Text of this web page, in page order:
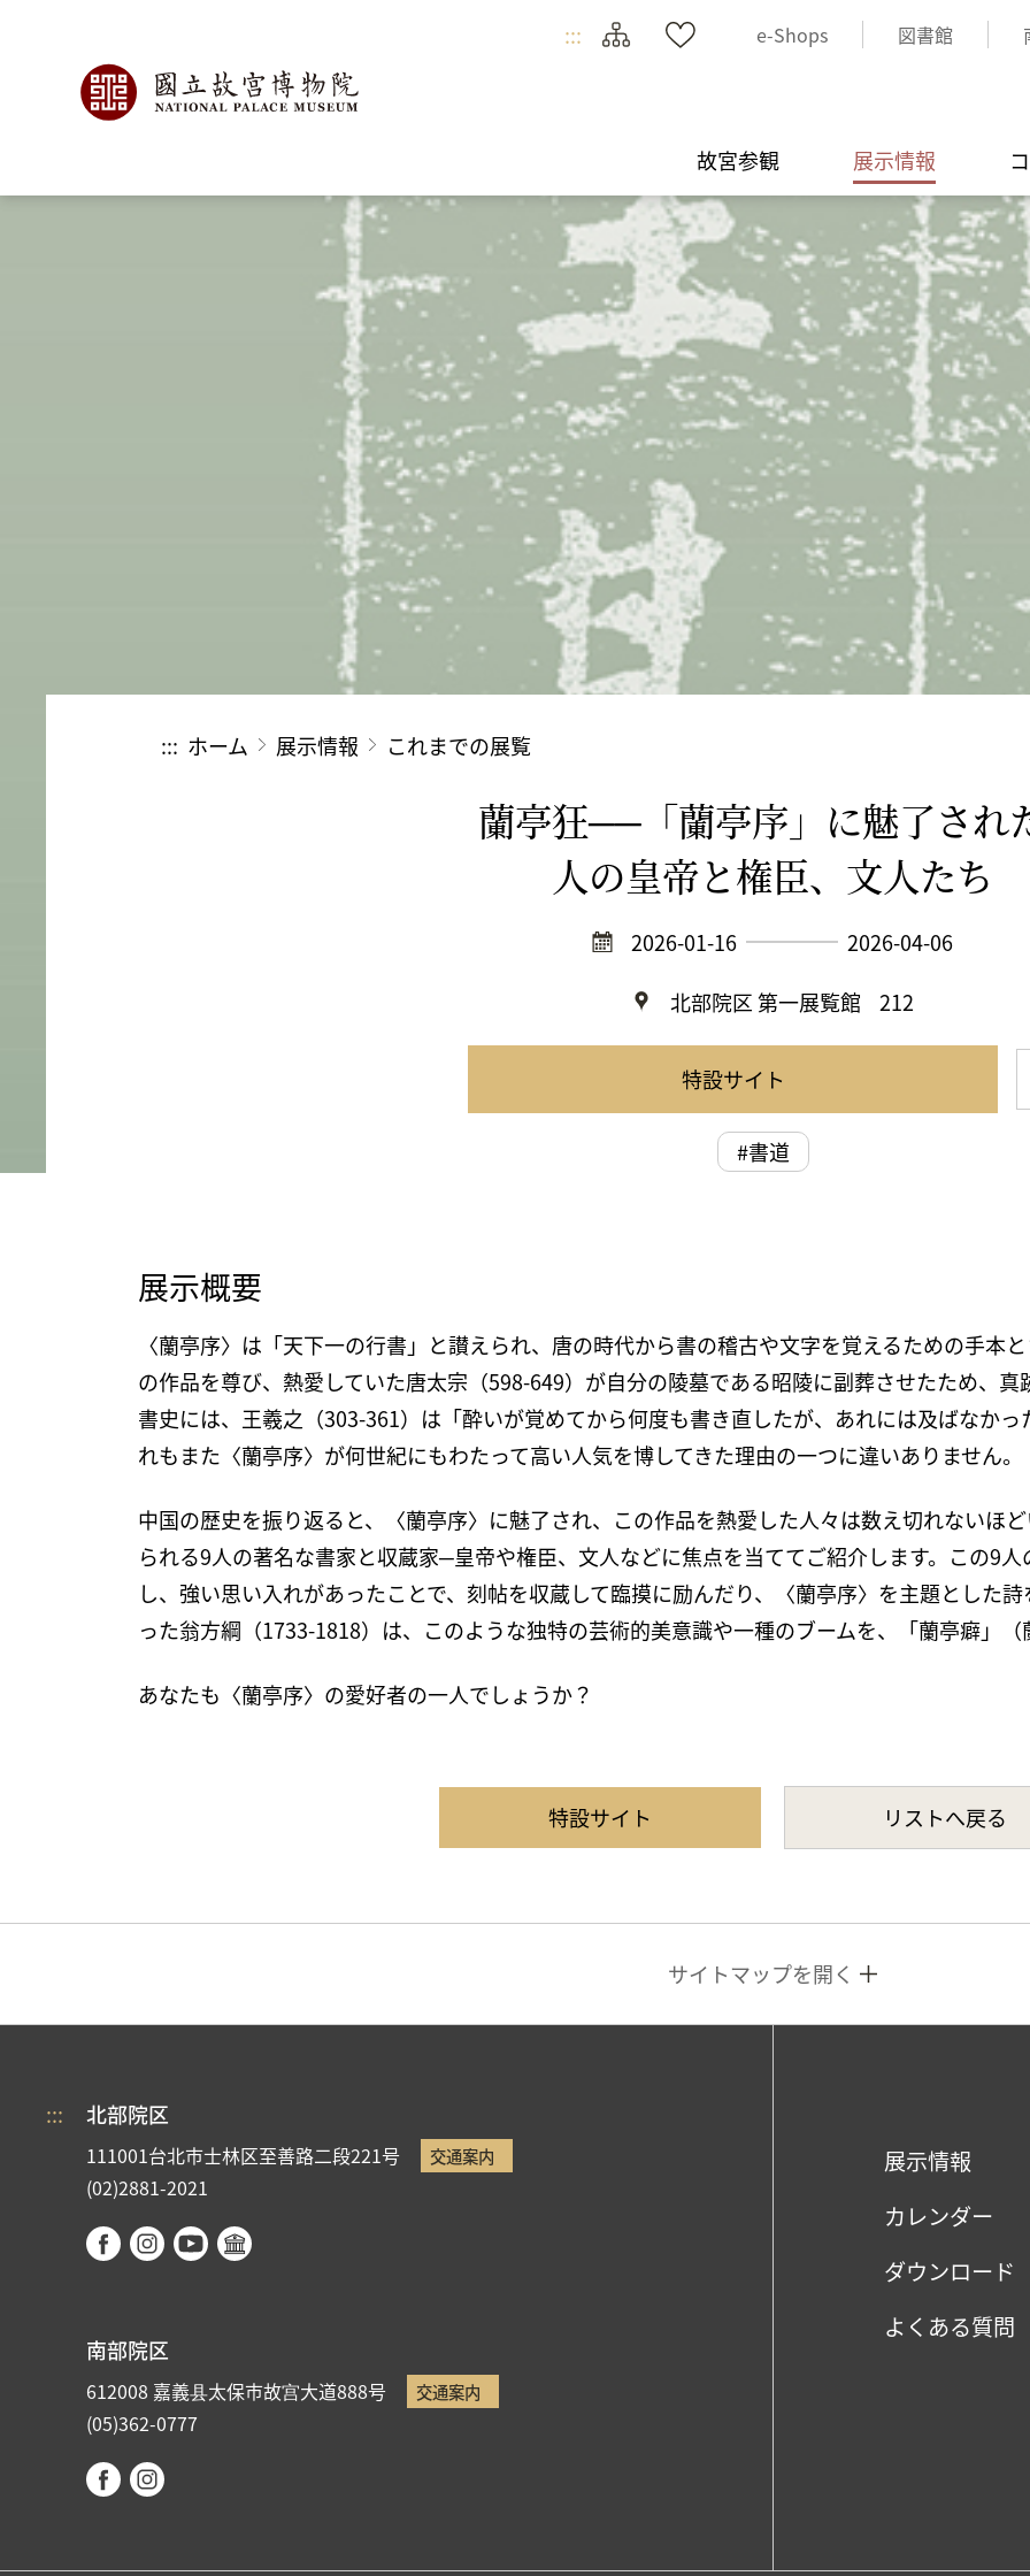
::: e-Shops 図書館
故宮参観 展示情報
::: ホーム 展示情報 これまでの展覧
蘭亭狂──「蘭亭序」に魅了され
人の皇帝と権臣、文人たち
2026-01-16
2026-04-06
北部院区 第一展覧館
212
特設サイト
#書道
展示概要
〈蘭亭序〉は「天下一の行書」と讃えられ、唐の時代から書の稽古や文字を覚えるための手本
の作品を尊び、熱愛していた唐太宗（598-649）が自分の陵墓である昭陵に副葬させたため、
書史には、王羲之（303-361）は「酔いが覚めてから何度も書き直したが、あれには及ばなか
れもまた〈蘭亭序〉が何世紀にもわたって高い人気を博してきた理由の一つに違いありません。
中国の歴史を振り返ると、〈蘭亭序〉に魅了され、この作品を熱愛した人々は数え切れないほ
られる9人の著名な書家と収蔵家─皇帝や権臣、文人などに焦点を当ててご紹介します。この9
し、強い思い入れがあったことで、刻帖を収蔵して臨摸に励んだり、〈蘭亭序〉を主題とした
った翁方綱（1733-1818）は、このような独特の芸術的美意識や一種のブームを、「蘭亭癖」
あなたも〈蘭亭序〉の愛好者の一人でしょうか？
特設サイト リストへ戻る
サイトマップを開く
::: 北部院区
111001台北市士林区至善路二段221号 交通案内
(02)2881-2021
南部院区
612008 嘉義县太保市故宫大道888号 交通案内
(05)362-0777
展示情報
カレンダー
ダウンロード
よくある質問